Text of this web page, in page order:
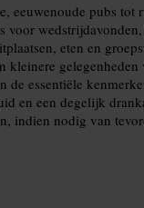
eeuwenoude pubs tot
voor
eten en
gelegenheden
essentiële
en een degelijk
indien nodig van